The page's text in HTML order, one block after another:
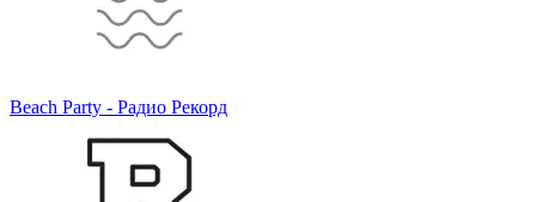
Beach Party - Радио Рекорд